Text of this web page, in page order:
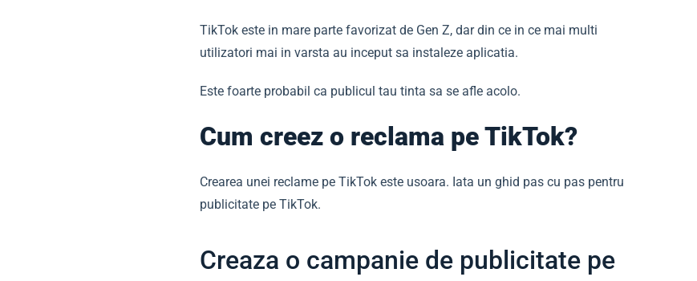
TikTok este in mare parte favorizat de Gen Z, dar din ce in ce mai multi
utilizatori mai in varsta au inceput sa instaleze aplicatia.
Este foarte probabil ca publicul tau tinta sa se afle acolo.
Cum creez o reclama pe TikTok?
Crearea unei reclame pe TikTok este usoara. Iata un ghid pas cu pas pentru
publicitate pe TikTok.
Creaza o campanie de publicitate pe